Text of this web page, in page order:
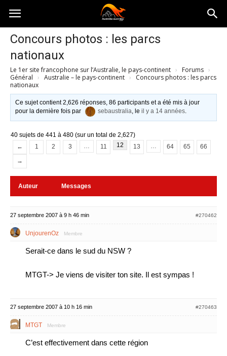
Australia-
australie.com
Concours photos : les parcs
nationaux
Le 1er site francophone sur l’Australie, le pays-continent › Forums ›
Général › Australie – le pays-continent ›
Concours photos : les parcs
nationaux
Ce sujet contient 2,626 réponses, 86 participants et a été mis à jour
pour la dernière fois par
sebaustralia, leil y a 14 années.
40 sujets de 441 à 480 (sur un total de 2,627)
←
1 2 3 … 11 12 13 … 64 65
66
→
Auteur Messages
27 septembre 2007 à 9 h 46 min #270462
UnjourenOz Membre
Serait-ce dans le sud du NSW ?
MTGT-> Je viens de visiter ton site. Il est sympas !
27 septembre 2007 à 10 h 16 min #270463
MTGT Membre
C’est effectivement dans cette région